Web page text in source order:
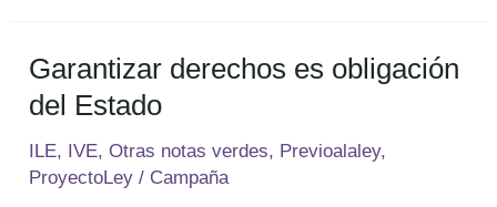
Garantizar derechos es obligación
del Estado
ILE, IVE,Otras notas verdes, Previoalaley,
ProyectoLey / Campaña
Garantizar
derechos
obligación
del